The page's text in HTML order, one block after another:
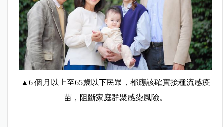
▲6 個月以上至65歲以下民眾，都應該確實接種流感疫
苗，阻斷家庭群聚感染風險。